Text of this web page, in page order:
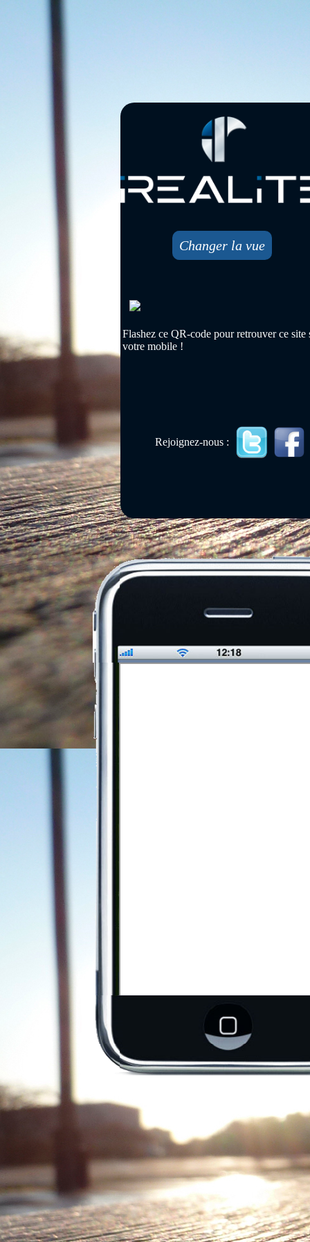
Changer la vue
Flashez ce QR-code pour retrouver ce site
votre mobile !
Rejoignez-nous :